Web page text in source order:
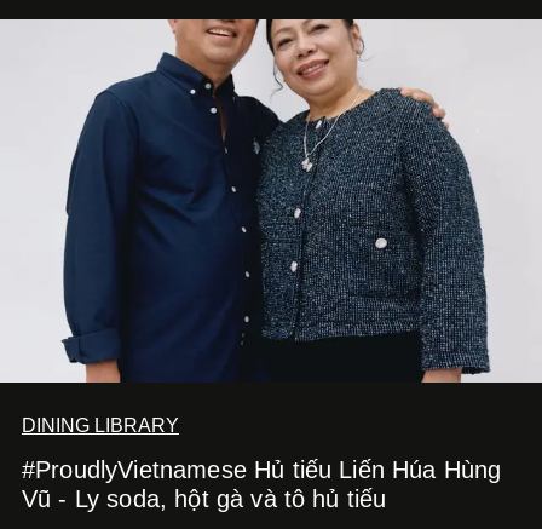
DINING LIBRARY
#ProudlyVietnamese Hủ tiếu Liến Húa Hùng
Vũ - Ly soda, hột gà và tô hủ tiếu